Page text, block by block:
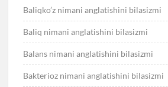
Baliqko’z nimani anglatishini bilasizmi
Baliq nimani anglatishini bilasizmi
Balans nimani anglatishini bilasizmi
Bakterioz nimani anglatishini bilasizmi